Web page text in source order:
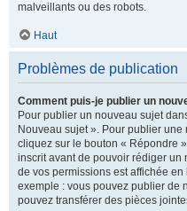
malveillants ou des robots.
Haut
Problèmes de publication
Comment puis-je publier un
Pour publier un nouveau sujet
Nouveau sujet ». Pour publier
cliquez sur le bouton « Répondre
inscrit avant de pouvoir rédiger un
de vos permissions est affichée
exemple : vous pouvez publier de
pouvez transférer des pièces